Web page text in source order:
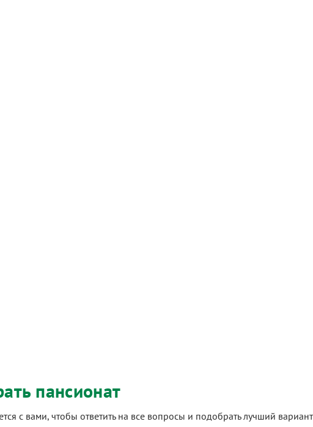
пансионат
с вами, чтобы ответить на все вопросы и подобрать лучший